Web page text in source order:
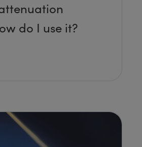
do I use it?